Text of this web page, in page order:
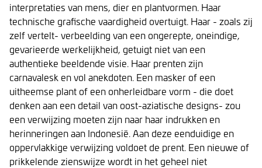
interpretaties van mens, dier en plantvormen. Haar
technische grafische vaardigheid overtuigt. Haar - zoals zij
zelf vertelt- verbeelding van een ongerepte, oneindige,
gevarieerde werkelijkheid, getuigt niet van een
authentieke beeldende visie. Haar prenten zijn
carnavalesk en vol anekdoten. Een masker of een
uitheemse plant of een onherleidbare vorm - die doet
denken aan een detail van oost-aziatische designs- zou
een verwijzing moeten zijn naar haar indrukken en
herinneringen aan Indonesië. Aan deze eenduidige en
oppervlakkige verwijzing voldoet de prent. Een nieuwe of
prikkelende zienswijze wordt in het geheel niet